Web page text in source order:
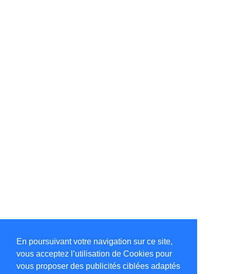
En poursuivant votre navigation sur ce site,
vous acceptez l’utilisation de Cookies pour
vous proposer des publicités ciblées adaptés